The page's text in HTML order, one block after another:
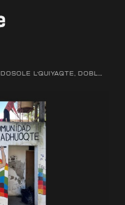
DOSOLE L’QUIYAQTE, DOBLE CORAZON, CŒUR DOUBLE